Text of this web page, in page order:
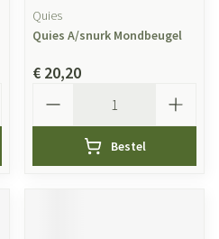
Quies
Quies A/snurk Mondbeugel
€ 20,20
Bestel